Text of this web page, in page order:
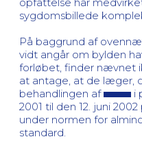
sygdomsbillede
På baggrund af
vidt angår om bylden
forløbet, finder nævnet
at antage, at de læger,
behandlingen af
i
2001 til den 12. juni 2002
under normen for
standard.